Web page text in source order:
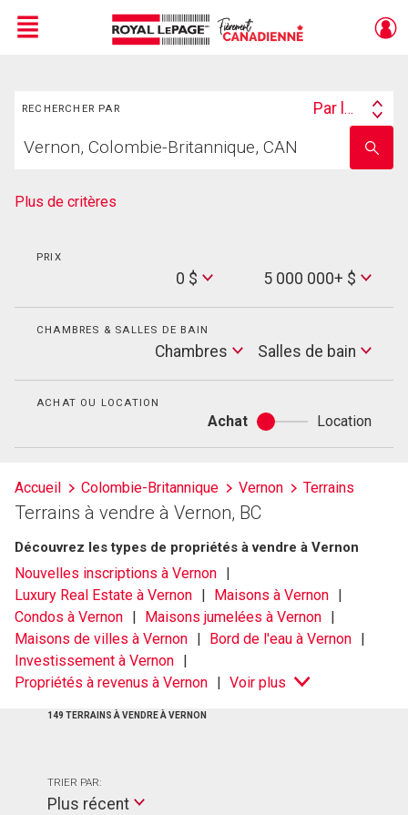
Menu
RECHERCHER PAR
Search
Par lieu
votre
nom
Plus de critères
PRIX
0 $
Max
Price
5 000 000+ $
CHAMBRES & SALLES DE BAIN
Chambres
Salles
de
Salles de bain
ACHAT OU LOCATION
Achat
Achat
ou
Location
Accueil Colombie-Britannique Vernon Terrains
Terrains à vendre à Vernon, BC
Découvrez les types de propriétés à vendre à Vernon
Nouvelles inscriptions à Vernon
Luxury Real Estate à Vernon
Maisons à Vernon
Condos à Vernon
Maisons jumelées à Vernon
Maisons de villes à Vernon
Bord de l'eau à Vernon
Investissement à Vernon
Propriétés à revenus à Vernon
Voir plus
149 TERRAINS À VENDRE À VERNON
TRIER PAR:
Plus récent